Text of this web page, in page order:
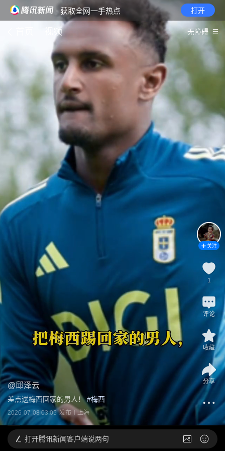
· 获取全网一手热点 打开
视频 无障碍
@邱泽云
差点送梅西回家的男人！ #梅西
2026-07-08 03:05 发布于上海
关注
1
评论
收藏
分享
打开腾讯新闻客户端说两句